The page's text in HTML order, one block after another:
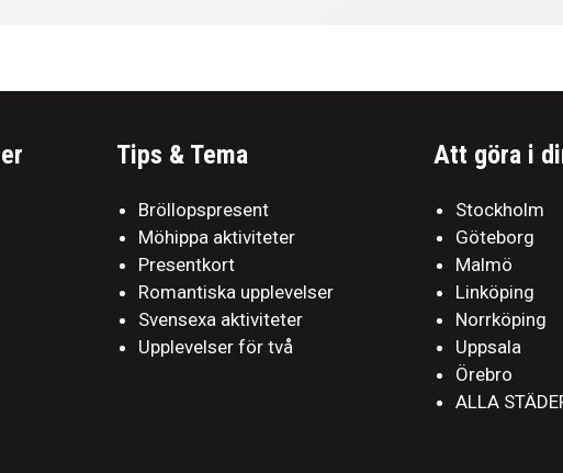
Tips & Tema
Bröllopspresent
Möhippa aktiviteter
Presentkort
Romantiska upplevelser
Svensexa aktiviteter
Upplevelser för två
Att göra i
Stockholm
Göteborg
Malmö
Linköping
Norrköping
Uppsala
Örebro
ALLA